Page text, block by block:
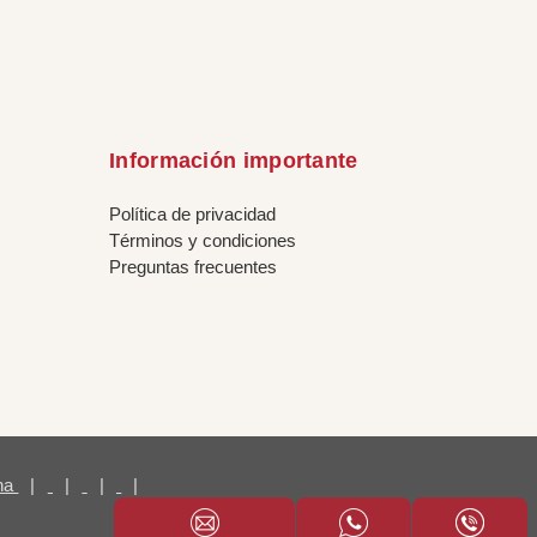
Información importante
Política de privacidad
Términos y condiciones
Preguntas frecuentes
| | | |